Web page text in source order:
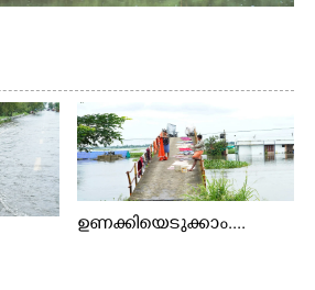
ഉണക്കിയെടുക്കാം....